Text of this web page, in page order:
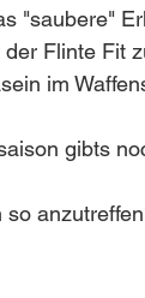
"saubere"
Flinte Fit
im
gibts